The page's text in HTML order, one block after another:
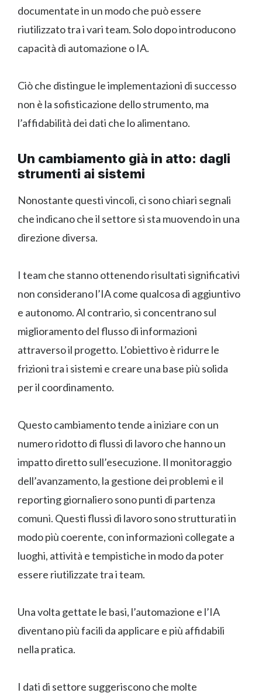
documentate in un modo che può essere
riutilizzato tra i vari team. Solo dopo introducono
capacità di automazione o IA.
Ciò che distingue le implementazioni di successo
non è la sofisticazione dello strumento, ma
l’affidabilità dei dati che lo alimentano.
Un cambiamento già in atto: dagli
strumenti ai sistemi
Nonostante questi vincoli, ci sono chiari segnali
che indicano che il settore si sta muovendo in una
direzione diversa.
I team che stanno ottenendo risultati significativi
non considerano l’IA come qualcosa di aggiuntivo
e autonomo. Al contrario, si concentrano sul
miglioramento del flusso di informazioni
attraverso il progetto. L’obiettivo è ridurre le
frizioni tra i sistemi e creare una base più solida
per il coordinamento.
Questo cambiamento tende a iniziare con un
numero ridotto di flussi di lavoro che hanno un
impatto diretto sull’esecuzione. Il monitoraggio
dell’avanzamento, la gestione dei problemi e il
reporting giornaliero sono punti di partenza
comuni. Questi flussi di lavoro sono strutturati in
modo più coerente, con informazioni collegate a
luoghi, attività e tempistiche in modo da poter
essere riutilizzate tra i team.
Una volta gettate le basi, l’automazione e l’IA
diventano più facili da applicare e più affidabili
nella pratica.
I dati di settore suggeriscono che molte